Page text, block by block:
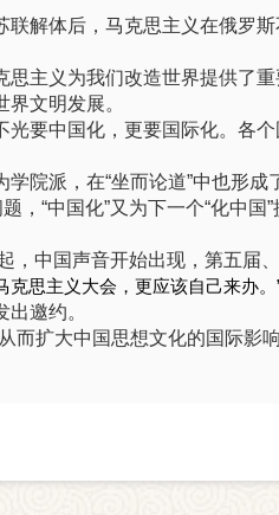
解体后，马克思主义在俄罗
主义为我们改造世界提供了
文明发展。
要中国化，更要国际化。各
院派，在“坐而论道”中也形
“中国化”又为下一个“化中国”
中国声音开始出现，第五届
克思主义大会，更应该自己来办。
邀约。
扩大中国思想文化的国际影